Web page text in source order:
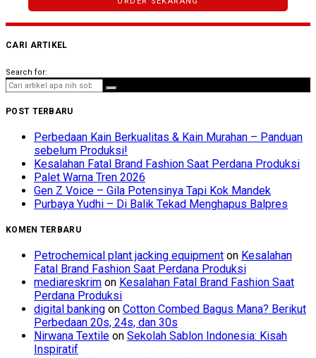
CARI ARTIKEL
Search for:
POST TERBARU
Perbedaan Kain Berkualitas & Kain Murahan – Panduan
sebelum Produksi!
Kesalahan Fatal Brand Fashion Saat Perdana Produksi
Palet Warna Tren 2026
Gen Z Voice – Gila Potensinya Tapi Kok Mandek
Purbaya Yudhi – Di Balik Tekad Menghapus Balpres
KOMEN TERBARU
Petrochemical plant jacking equipment on Kesalahan
Fatal Brand Fashion Saat Perdana Produksi
mediareskrim on Kesalahan Fatal Brand Fashion Saat
Perdana Produksi
digital banking on Cotton Combed Bagus Mana? Berikut
Perbedaan 20s, 24s, dan 30s
Nirwana Textile on Sekolah Sablon Indonesia: Kisah
Inspiratif